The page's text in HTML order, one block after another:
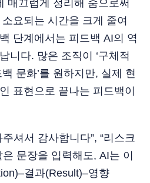
매끄럽게 정리해 줌으로써
요되는 시간을 크게 줄여
단계에서는 피드백 AI의 역
니다. 많은 조직이 ‘구체적
문화’를 원하지만, 실제 현
표현으로 끝나는 피드백이
셔서 감사합니다”, “리스크
문장을 입력해도, AI는 이
결과(Result)–영향